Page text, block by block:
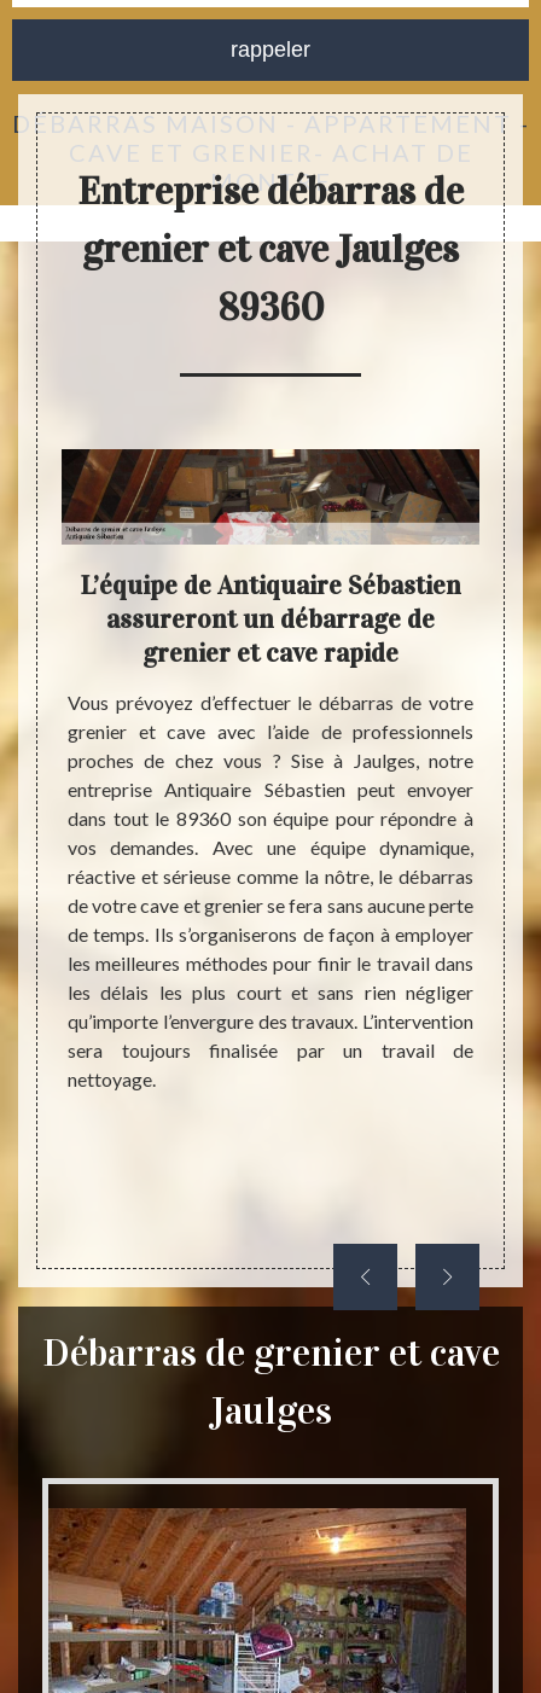
DÉBARRAS MAISON - APPARTEMENT -
CAVE ET GRENIER- ACHAT DE
MONTRE
Entreprise débarras de
grenier et cave Jaulges
89360
plus
Cela
en
et
Si
de
L’équipe de Antiquaire Sébastien
assureront un débarrage de
grenier et cave rapide
Vous prévoyez d’effectuer le débarras de votre
grenier et cave avec l’aide de professionnels
proches de chez vous ? Sise à Jaulges, notre
entreprise Antiquaire Sébastien peut envoyer
dans tout le 89360 son équipe pour répondre à
vos demandes. Avec une équipe dynamique,
réactive et sérieuse comme la nôtre, le débarras
de votre cave et grenier se fera sans aucune perte
de temps. Ils s’organiserons de façon à employer
les meilleures méthodes pour finir le travail dans
les délais les plus court et sans rien négliger
qu’importe l’envergure des travaux. L’intervention
sera toujours finalisée par un travail de
nettoyage.
En
des
une
Débarras de grenier et cave
Jaulges